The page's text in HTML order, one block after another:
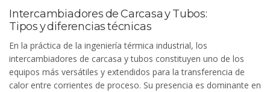
Intercambiadores de Carcasa y Tubos:
Tipos y diferencias técnicas
En la práctica de la ingeniería térmica industrial, los
intercambiadores de carcasa y tubos constituyen uno de los
equipos más versátiles y extendidos para la transferencia de
calor entre corrientes de proceso. Su presencia es dominante en